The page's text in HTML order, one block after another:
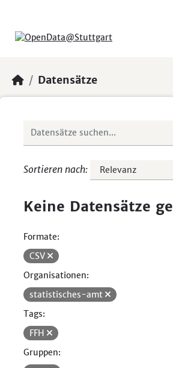
Datensätze
Sortieren nach
Keine Datensätze
Formate:
CSV
Organisationen:
statistisches-amt
Tags:
FFH
Gruppen: